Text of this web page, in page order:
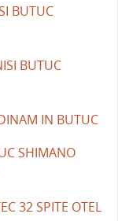
BUTUC
BUTUC
IN BUTUC
SHIMANO
32 SPITE OTEL